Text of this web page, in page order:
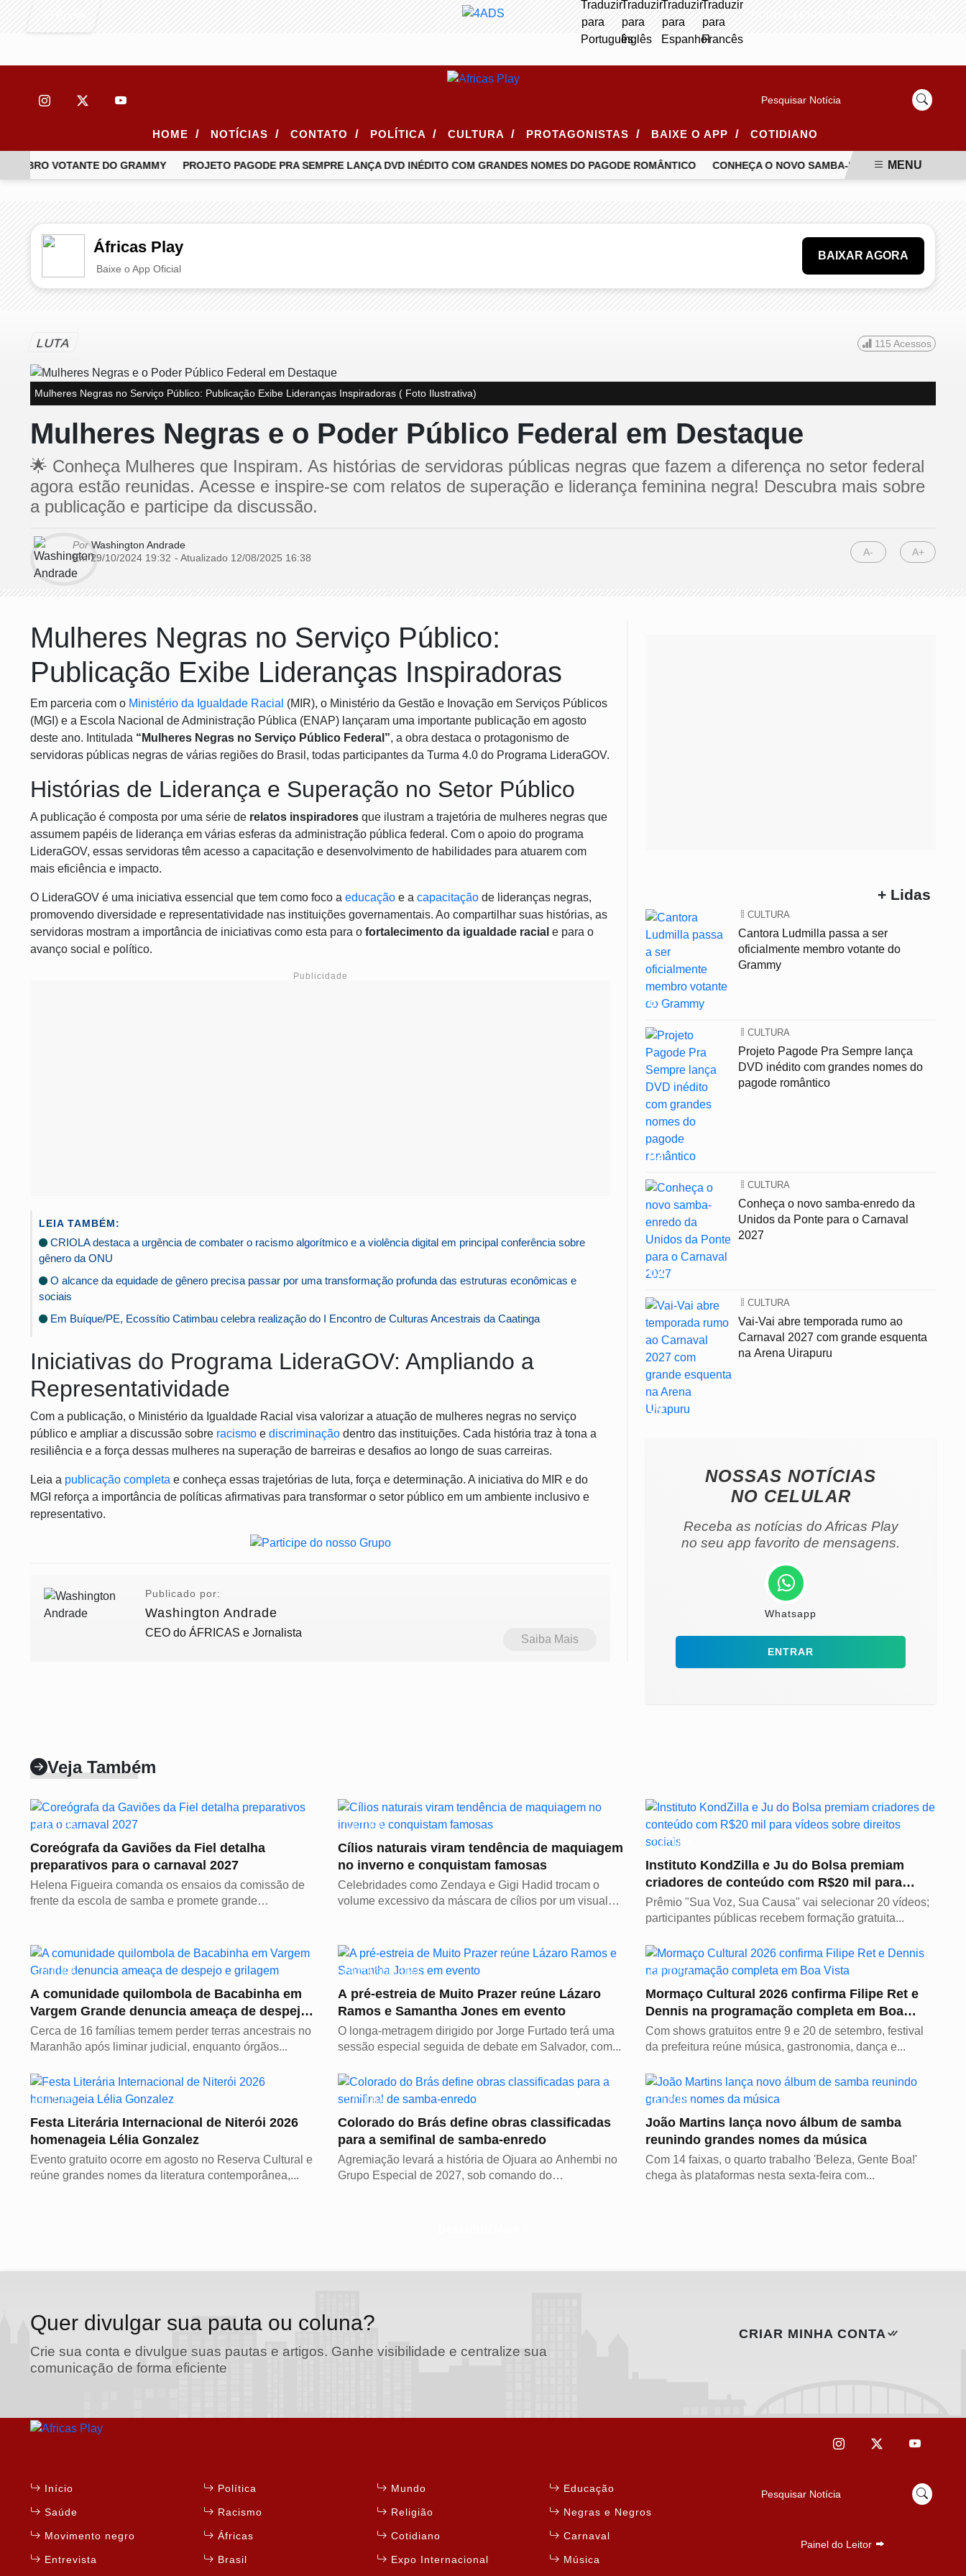
Pesquisar Notícia
HOME / NOTÍCIAS / CONTATO / POLÍTICA / CULTURA / PROTAGONISTAS / BAIXE O APP / COTIDIANO
VOTANTE DO GRAMMY PROJETO PAGODE PRA SEMPRE LANÇA DVD INÉDITO COM GRANDES NOMES DO PAGODE ROMÂNTICO CONHEÇA O NOVO SAMBA-ENREDO DA UNIDOS DA
MENU
Áfricas Play
Baixe o App Oficial
BAIXAR AGORA
LUTA 115 Acessos
Mulheres Negras no Serviço Público: Publicação Exibe Lideranças Inspiradoras ( Foto Ilustrativa)
Mulheres Negras e o Poder Público Federal em Destaque
🌟 Conheça Mulheres que Inspiram. As histórias de servidoras públicas negras que fazem a diferença no setor federal
agora estão reunidas. Acesse e inspire-se com relatos de superação e liderança feminina negra! Descubra mais sobre
a publicação e participe da discussão.
Por Washington Andrade
Em 29/10/2024 19:32 - Atualizado 12/08/2025 16:38 A- A+
Mulheres Negras no Serviço Público:
Publicação Exibe Lideranças Inspiradoras
Em parceria com o Ministério da Igualdade Racial (MIR), o Ministério da Gestão e Inovação em Serviços Públicos
(MGI) e a Escola Nacional de Administração Pública (ENAP) lançaram uma importante publicação em agosto
deste ano. Intitulada “Mulheres Negras no Serviço Público Federal”, a obra destaca o protagonismo de
servidoras públicas negras de várias regiões do Brasil, todas participantes da Turma 4.0 do Programa LideraGOV.
Histórias de Liderança e Superação no Setor Público
A publicação é composta por uma série de relatos inspiradores que ilustram a trajetória de mulheres negras que
assumem papéis de liderança em várias esferas da administração pública federal. Com o apoio do programa
LideraGOV, essas servidoras têm acesso a capacitação e desenvolvimento de habilidades para atuarem com
mais eficiência e impacto.
O LideraGOV é uma iniciativa essencial que tem como foco a educação e a capacitação de lideranças negras,
promovendo diversidade e representatividade nas instituições governamentais. Ao compartilhar suas histórias, as
servidoras mostram a importância de iniciativas como esta para o fortalecimento da igualdade racial e para o
avanço social e político.
Publicidade
LEIA TAMBÉM:
CRIOLA destaca a urgência de combater o racismo algorítmico e a violência digital em principal conferência sobre
gênero da ONU
O alcance da equidade de gênero precisa passar por uma transformação profunda das estruturas econômicas e
sociais
Em Buíque/PE, Ecossítio Catimbau celebra realização do I Encontro de Culturas Ancestrais da Caatinga
Iniciativas do Programa LideraGOV: Ampliando a
Representatividade
Com a publicação, o Ministério da Igualdade Racial visa valorizar a atuação de mulheres negras no serviço
público e ampliar a discussão sobre racismo e discriminação dentro das instituições. Cada história traz à tona a
resiliência e a força dessas mulheres na superação de barreiras e desafios ao longo de suas carreiras.
Leia a publicação completa e conheça essas trajetórias de luta, força e determinação. A iniciativa do MIR e do
MGI reforça a importância de políticas afirmativas para transformar o setor público em um ambiente inclusivo e
representativo.
Publicado por:
Washington Andrade
CEO do ÁFRICAS e Jornalista
Saiba Mais
+ Lidas
01
CULTURA
Cantora Ludmilla passa a ser
oficialmente membro votante do
Grammy
02
CULTURA
Projeto Pagode Pra Sempre lança
DVD inédito com grandes nomes do
pagode romântico
03
CULTURA
Conheça o novo samba-enredo da
Unidos da Ponte para o Carnaval
2027
04
CULTURA
Vai-Vai abre temporada rumo ao
Carnaval 2027 com grande esquenta
na Arena Uirapuru
NOSSAS NOTÍCIAS
NO CELULAR
Receba as notícias do Africas Play
no seu app favorito de mensagens.
Whatsapp
ENTRAR
Veja Também
CULTURA
Coreógrafa da Gaviões da Fiel detalha
preparativos para o carnaval 2027
Helena Figueira comanda os ensaios da comissão de
frente da escola de samba e promete grande
CULTURA
Cílios naturais viram tendência de maquiagem
no inverno e conquistam famosas
Celebridades como Zendaya e Gigi Hadid trocam o
volume excessivo da máscara de cílios por um visual
CULTURA
Instituto KondZilla e Ju do Bolsa premiam
criadores de conteúdo com R$20 mil para
vídeos sobre...
Prêmio "Sua Voz, Sua Causa" vai selecionar 20 vídeos;
participantes públicas recebem formação gratuita...
CULTURA
A comunidade quilombola de Bacabinha em
Vargem Grande denuncia ameaça de despejo e
grilagem
Cerca de 16 famílias temem perder terras ancestrais no
Maranhão após liminar judicial, enquanto órgãos...
PROTAGONISTAS
A pré-estreia de Muito Prazer reúne Lázaro
Ramos e Samantha Jones em evento
O longa-metragem dirigido por Jorge Furtado terá uma
sessão especial seguida de debate em Salvador, com...
CULTURA
Mormaço Cultural 2026 confirma Filipe Ret e
Dennis na programação completa em Boa
Vista
Com shows gratuitos entre 9 e 20 de setembro, festival
da prefeitura reúne música, gastronomia, dança e...
CULTURA
Festa Literária Internacional de Niterói 2026
homenageia Lélia Gonzalez
Evento gratuito ocorre em agosto no Reserva Cultural e
reúne grandes nomes da literatura contemporânea,...
CULTURA
Colorado do Brás define obras classificadas
para a semifinal de samba-enredo
Agremiação levará a história de Ojuara ao Anhembi no
Grupo Especial de 2027, sob comando do
CULTURA
João Martins lança novo álbum de samba
reunindo grandes nomes da música
Com 14 faixas, o quarto trabalho 'Beleza, Gente Boa!'
chega às plataformas nesta sexta-feira com...
Quer divulgar sua pauta ou coluna?
Crie sua conta e divulgue suas pautas e artigos. Ganhe visibilidade e centralize sua
comunicação de forma eficiente
CRIAR MINHA CONTA
Início Política Mundo Educação
Saúde Racismo Religião Negras e Negros
Movimento negro Áfricas Cotidiano Carnaval
Entrevista Brasil Expo Internacional Música
Pesquisar Notícia
Painel do Leitor